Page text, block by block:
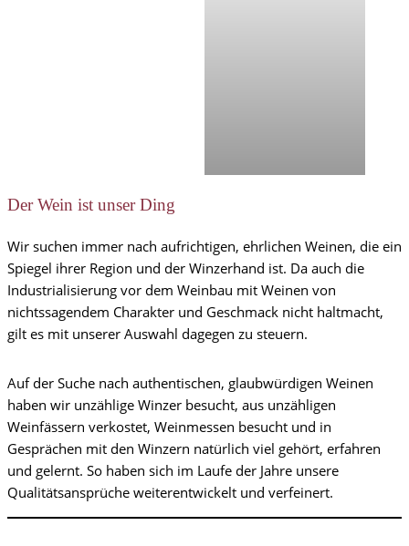
Der Wein ist unser Ding
Wir suchen immer nach aufrichtigen, ehrlichen Weinen, die ein
Spiegel ihrer Region und der Winzerhand ist. Da auch die
Industrialisierung vor dem Weinbau mit Weinen von
nichtssagendem Charakter und Geschmack nicht haltmacht,
gilt es mit unserer Auswahl dagegen zu steuern.
Auf der Suche nach authentischen, glaubwürdigen Weinen
haben wir unzählige Winzer besucht, aus unzähligen
Weinfässern verkostet, Weinmessen besucht und in
Gesprächen mit den Winzern natürlich viel gehört, erfahren
und gelernt. So haben sich im Laufe der Jahre unsere
Qualitätsansprüche weiterentwickelt und verfeinert.